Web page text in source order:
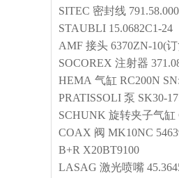
SITEC 密封线
STAUBLI 15.0682C1-24
AMF 接头 6370ZN-10(
SOCOREX 注射器
HEMA 气缸 RC200N
PRATISSOLI 泵 SK30-
SCHUNK 旋转夹子气缸
COAX 阀 MK10NC
B+R X20BT9100
LASAG 激光喷嘴